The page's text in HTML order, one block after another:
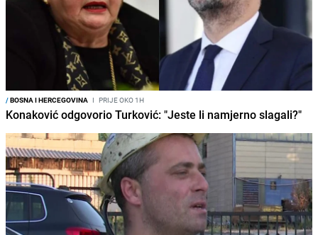
/BOSNA I HERCEGOVINA I PRIJE OKO 1H
Konaković odgovorio Turković: "Jeste li namjerno slagali?"